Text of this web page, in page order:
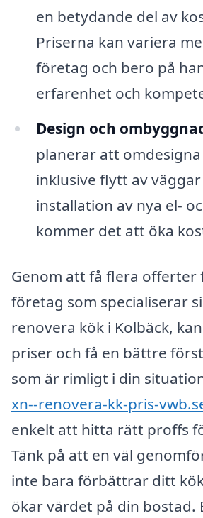
en betydande del av
Priserna kan variera
företag och bero på
erfarenhet och
Design och
planerar att
inklusive flytt av
installation av nya el-
kommer det att öka
Genom att få flera offerter
företag som specialiserar
renovera kök i Kolbäck,
priser och få en bättre
som är rimligt i din
xn--renovera-kk-pris-
enkelt att hitta rätt proffs
Tänk på att en väl
inte bara förbättrar ditt
ökar värdet på din bostad.